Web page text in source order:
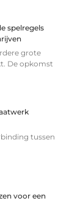
spelregels
grote
De opkomst
tussen
voor een